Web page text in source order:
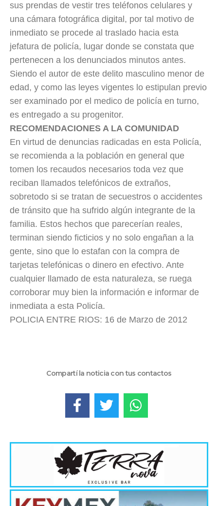
sus prendas de vestir tres teléfonos celulares y
una cámara fotográfica digital, por tal motivo de
inmediato se procede al traslado hacia esta
jefatura de policía, lugar donde se constata que
pertenecen a los denunciados minutos antes.
Siendo el autor de este delito masculino menor de
edad, y como las leyes vigentes lo estipulan previo
ser examinado por el medico de policía en turno,
es entregado a su progenitor.
RECOMENDACIONES A LA COMUNIDAD
En virtud de denuncias radicadas en esta Policía,
se recomienda a la población en general que
tomen los recaudos necesarios toda vez que
reciban llamados telefónicos de extraños,
sobretodo si se tratan de secuestros o accidentes
de tránsito que ha sufrido algún integrante de la
familia. Estos hechos que parecerían reales,
terminan siendo ficticios y no solo engañan a la
gente, sino que lo estafan con la compra de
tarjetas telefónicas o dinero en efectivo. Ante
cualquier llamado de esta naturaleza, se ruega
corroborar muy bien la información e informar de
inmediata a esta Policía.
POLICIA ENTRE RIOS: 16 de Marzo de 2012
Compartí la noticia con tus contactos